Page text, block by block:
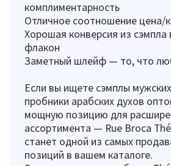
комплиментарность
Отличное соотношение цена/
Хорошая конверсия из сэмпла
флакон
Заметный шлейф — то, что
Если вы ищете сэмплы
пробники арабских духов
мощную позицию для
ассортимента — Rue Broca
станет одной из самых
позиций в вашем каталоге.